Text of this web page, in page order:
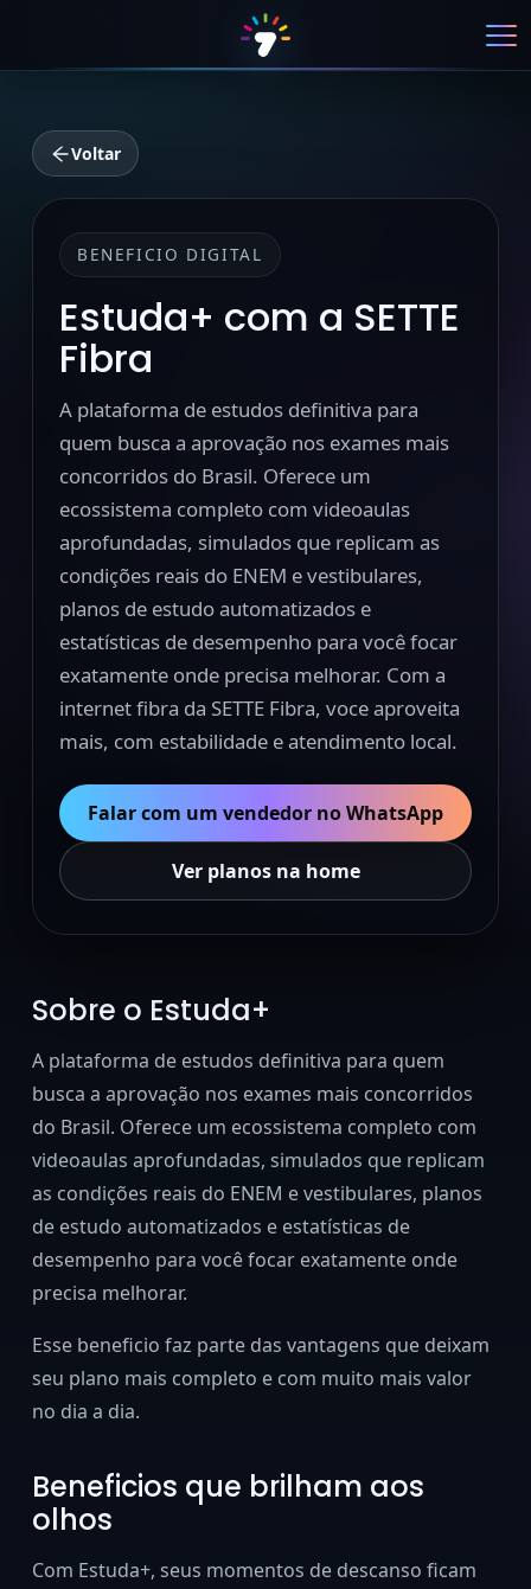
Voltar
BENEFICIO DIGITAL
Estuda+ com a SETTE
Fibra
A plataforma de estudos definitiva para
quem busca a aprovação nos exames mais
concorridos do Brasil. Oferece um
ecossistema completo com videoaulas
aprofundadas, simulados que replicam as
condições reais do ENEM e vestibulares,
planos de estudo automatizados e
estatísticas de desempenho para você focar
exatamente onde precisa melhorar. Com a
internet fibra da SETTE Fibra, voce aproveita
mais, com estabilidade e atendimento local.
Falar com um vendedor no WhatsApp
Ver planos na home
Sobre o Estuda+
A plataforma de estudos definitiva para quem
busca a aprovação nos exames mais concorridos
do Brasil. Oferece um ecossistema completo com
videoaulas aprofundadas, simulados que replicam
as condições reais do ENEM e vestibulares, planos
de estudo automatizados e estatísticas de
desempenho para você focar exatamente onde
precisa melhorar.
Esse beneficio faz parte das vantagens que deixam
seu plano mais completo e com muito mais valor
no dia a dia.
Beneficios que brilham aos
olhos
Com Estuda+, seus momentos de descanso ficam